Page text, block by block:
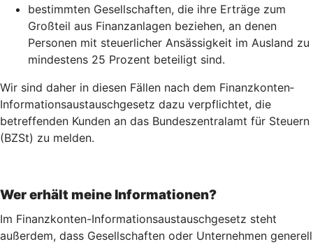
bestimmten Gesellschaften, die ihre Erträge zum
Großteil aus Finanzanlagen beziehen, an denen
Personen mit steuerlicher Ansässigkeit im Ausland zu
mindestens 25 Prozent beteiligt sind.
Wir sind daher in diesen Fällen nach dem Finanz­konten­
Informations­austausch­gesetz dazu verpflichtet, die
betreffenden Kunden an das Bundeszentralamt für Steuern
(BZSt) zu melden.
Wer erhält meine Informationen?
Im Finanzkonten-Informationsaustauschgesetz steht
außerdem, dass Gesellschaften oder Unternehmen generell